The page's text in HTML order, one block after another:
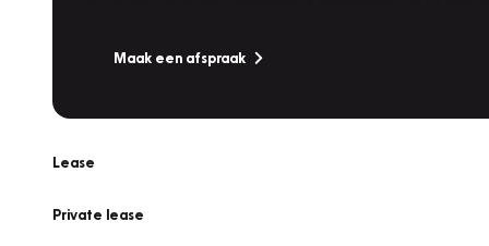
Maak een afspraak
Lease
Private lease